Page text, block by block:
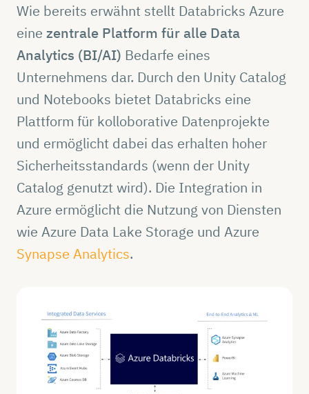
Wie bereits erwähnt stellt Databricks Azure
eine zentrale Platform für alle Data
Analytics (BI/AI) Bedarfe eines
Unternehmens dar. Durch den Unity Catalog
und Notebooks bietet Databricks eine
Plattform für kolloborative Datenprojekte
und ermöglicht dabei das erhalten hoher
Sicherheitsstandards (wenn der Unity
Catalog genutzt wird). Die Integration in
Azure ermöglicht die Nutzung von Diensten
wie Azure Data Lake Storage und Azure
Synapse Analytics.